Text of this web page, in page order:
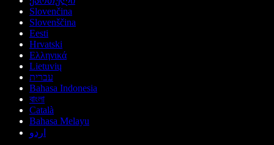
Slovenčina
Slovenščina
Eesti
Hrvatski
Ελληνικά
Lietuvių
עברית
Bahasa Indonesia
বাংলা
Català
Bahasa Melayu
اردو